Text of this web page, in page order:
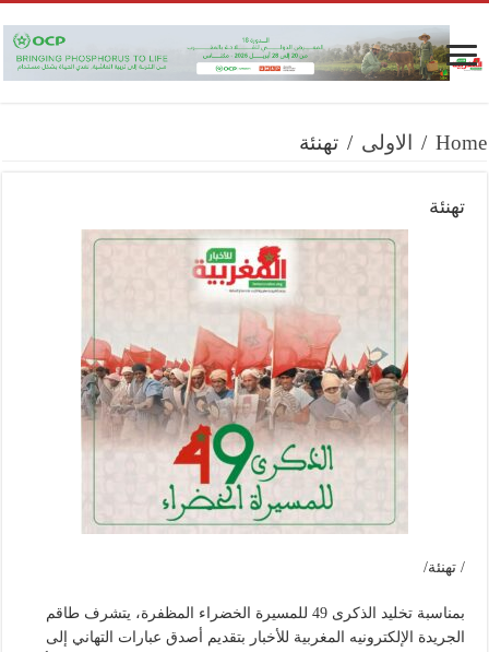
Home
/ الاولى / تهنئة
تهنئة
/ تهنئة/
بمناسبة تخليد الذكرى 49 للمسيرة الخضراء المظفرة، يتشرف طاقم
الجريدة الإلكترونيه المغربية للأخبار بتقديم أصدق عبارات التهاني إلى